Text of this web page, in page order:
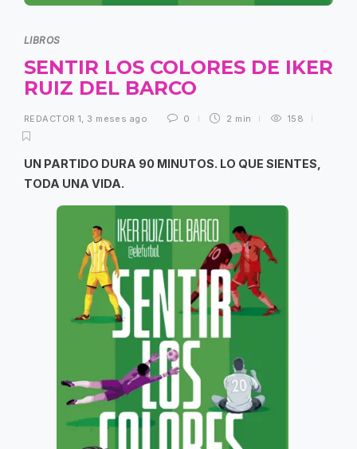
LIBROS
SENTIR LOS COLORES DE IKER
RUIZ DEL BARCO
REDACTOR 1, 3 meses ago 0 2 min 158
UN PARTIDO DURA 90 MINUTOS. LO QUE SIENTES,
TODA UNA VIDA.